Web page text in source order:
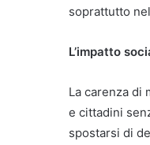
soprattutto
L’impatto
La carenza di
e cittadini
spostarsi di